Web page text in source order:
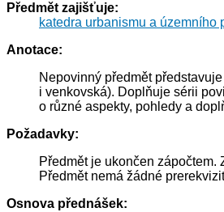
Předmět zajišťuje:
katedra urbanismu a územního
Anotace:
Nepovinný předmět
i venkovská). Doplňuje sérii
o různé aspekty, pohledy a
Požadavky:
Předmět je ukončen
Předmět nemá žádné
Osnova přednášek: